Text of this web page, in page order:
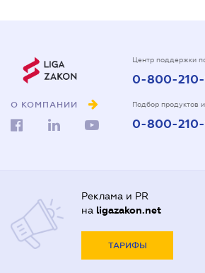
О КОМПАНИИ
Центр поддержки
0-800-210-
Подбор продуктов
0-800-210-
Реклама и PR
на ligazakon.net
ТАРИФЫ